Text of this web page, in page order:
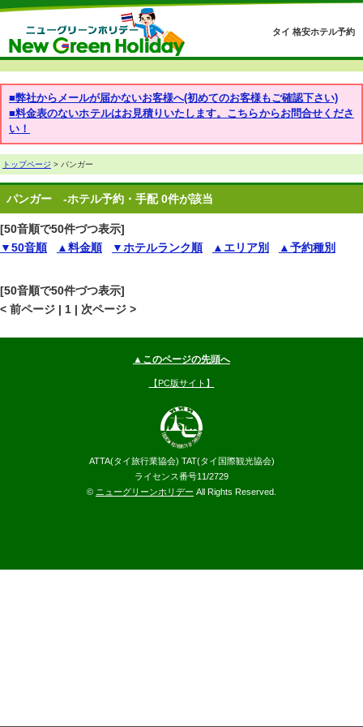
タイ 格安ホテル予約
■弊社からメールが届かないお客様へ(初めてのお客様もご確認下さい)
■料金表のないホテルはお見積りいたします。こちらからお問合せくださ
い！
トップページ > パンガー
パンガー -ホテル予約・手配 0件が該当
[50音順で50件づつ表示]
▼50音順
▲料金順 ▼ホテルランク順 ▲エリア別 ▲予約種別
[50音順で50件づつ表示]
< 前ページ | 1 | 次ページ >
▲このページの先頭へ
【PC版サイト】
ATTA(タイ旅行業協会) TAT(タイ国際観光協会)
ライセンス番号11/2729
© ニューグリーンホリデー All Rights Reserved.